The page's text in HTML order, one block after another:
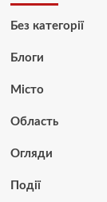
Без категорії
Блоги
Місто
Область
Огляди
Події